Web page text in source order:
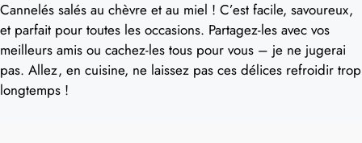
Cannelés salés au chèvre et au miel ! C’est facile, savoureux,
et parfait pour toutes les occasions. Partagez-les avec vos
meilleurs amis ou cachez-les tous pour vous – je ne jugerai
pas. Allez, en cuisine, ne laissez pas ces délices refroidir trop
longtemps !